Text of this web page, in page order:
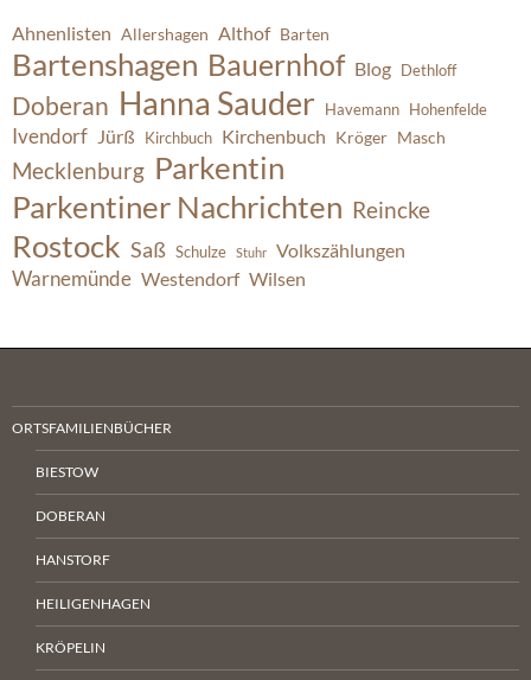
Ahnenlisten Allershagen Althof Barten
Bartenshagen Bauernhof Blog Dethloff
Doberan Hanna Sauder Havemann Hohenfelde
Ivendorf Jürß Kirchbuch Kirchenbuch Kröger Masch
Mecklenburg Parkentin
Parkentiner Nachrichten Reincke
Rostock Saß Schulze Stuhr Volkszählungen
Warnemünde Westendorf Wilsen
ORTSFAMILIENBÜCHER
BIESTOW
DOBERAN
HANSTORF
HEILIGENHAGEN
KRÖPELIN